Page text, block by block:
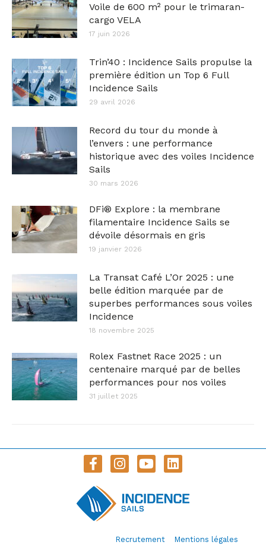
Voile de 600 m² pour le trimaran-
cargo VELA
17 juin 2026
Trin’40 : Incidence Sails propulse la
première édition un Top 6 Full
Incidence Sails
29 avril 2026
Record du tour du monde à
l’envers : une performance
historique avec des voiles Incidence
Sails
30 mars 2026
DFi® Explore : la membrane
filamentaire Incidence Sails se
dévoile désormais en gris
19 janvier 2026
La Transat Café L’Or 2025 : une
belle édition marquée par de
superbes performances sous voiles
Incidence
18 novembre 2025
Rolex Fastnet Race 2025 : un
centenaire marqué par de belles
performances pour nos voiles
31 juillet 2025
Recrutement Mentions légales